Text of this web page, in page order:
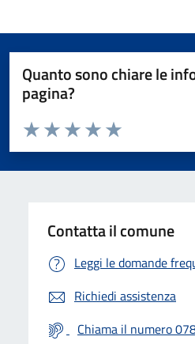
Quanto sono chiare le
pagina?
Valuta da 1 a 5 stelle la pagina
Valuta 5 stelle
Valuta 4 stelle su 5
Valuta 3 stelle su 5
Valuta 2 stelle su 5
Valuta 1 stelle su 5
Contatta il comune
Leggi le domande
Richiedi assistenza
Chiama il numero